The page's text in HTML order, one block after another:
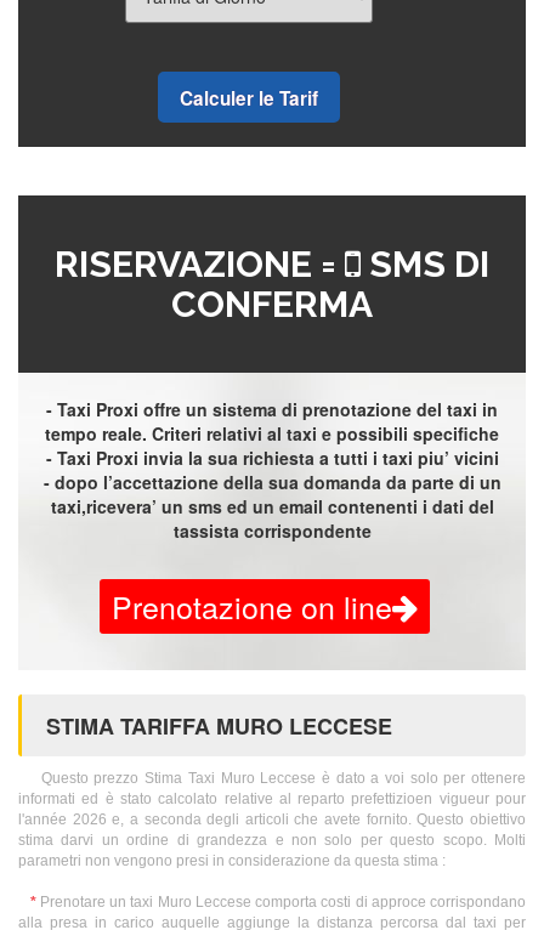
Calculer le Tarif
RISERVAZIONE =
SMS DI
CONFERMA
- Taxi Proxi offre un sistema di prenotazione del taxi in
tempo reale. Criteri relativi al taxi e possibili specifiche
- Taxi Proxi invia la sua richiesta a tutti i taxi piu’ vicini
- dopo l’accettazione della sua domanda da parte di un
taxi,ricevera’ un sms ed un email contenenti i dati del
tassista corrispondente
Prenotazione on line
STIMA TARIFFA MURO LECCESE
Questo prezzo Stima Taxi Muro Leccese è dato a voi solo per ottenere
informati ed è stato calcolato relative al reparto prefettizioen vigueur pour
l'année 2026 e, a seconda degli articoli che avete fornito. Questo obiettivo
stima darvi un ordine di grandezza e non solo per questo scopo. Molti
parametri non vengono presi in considerazione da questa stima :
*Prenotare un taxi Muro Leccese comporta costi di approce corrispondano
alla presa in carico auquelle aggiunge la distanza percorsa dal taxi per